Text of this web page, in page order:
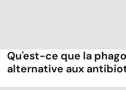
Qu'est-ce que la
alternative aux